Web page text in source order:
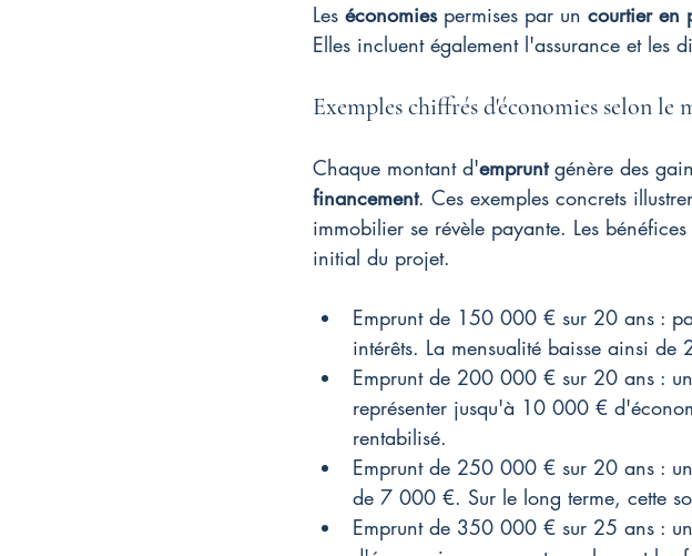
Les économies permises par un courtier en
Elles incluent également l'assurance et les
Exemples chiffrés d'économies selon le
Chaque montant d'emprunt génère des
financement. Ces exemples concrets
immobilier se révèle payante. Les
initial du projet.
Emprunt de 150 000 € sur 20 ans :
intérêts. La mensualité baisse ainsi de
Emprunt de 200 000 € sur 20 ans :
représenter jusqu'à 10 000 €
rentabilisé.
Emprunt de 250 000 € sur 20 ans :
de 7 000 €. Sur le long terme, cette
Emprunt de 350 000 € sur 25 ans :